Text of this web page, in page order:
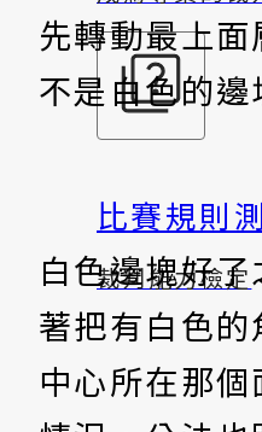
比賽規則
裁判能力檢定
先轉動最上
不是白色的邊
白色邊塊好
著把有白色
中心所在那